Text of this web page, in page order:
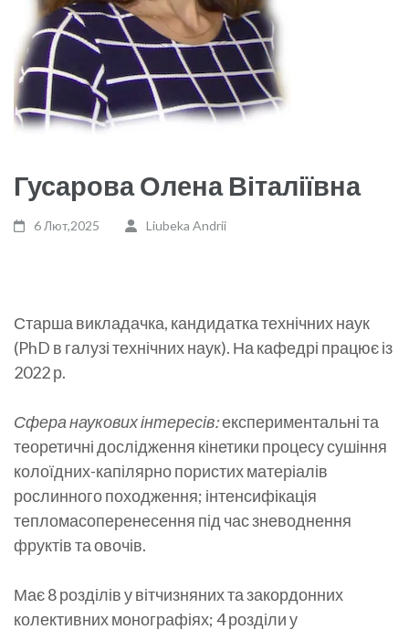
Гусарова Олена Віталіївна
6 Лют,2025 Liubeka Andrii
Старша викладачка, кандидатка технічних наук
(PhD в галузі технічних наук). На кафедрі працює із
2022 р.
Сфера наукових інтересів:експериментальні та
теоретичні дослідження кінетики процесу сушіння
колоїдних-капілярно пористих матеріалів
рослинного походження; інтенсифікація
тепломасоперенесення під час зневоднення
фруктів та овочів.
Має 8 розділів у вітчизняних та закордонних
колективних монографіях; 4 розділи у